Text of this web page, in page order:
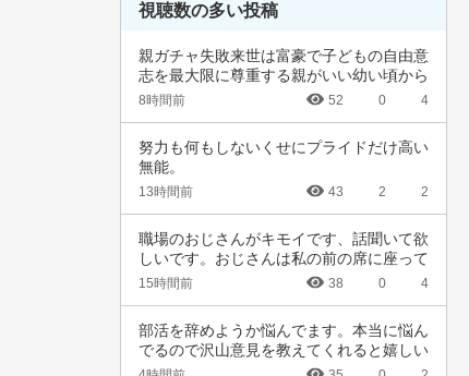
視聴数の多い投稿
親ガチャ失敗来世は富豪で子どもの自由意
志を最大限に尊重する親がいい幼い頃から
深夜正座…
8時間前 52 0 4
努力も何もしないくせにプライドだけ高い
無能。
13時間前 43 2 2
職場のおじさんがキモイです、話聞いて欲
しいです。おじさんは私の前の席に座って
いて、い…
15時間前 38 0 4
部活を辞めようか悩んでます。本当に悩ん
でるので沢山意見を教えてくれると嬉しい
です。中…